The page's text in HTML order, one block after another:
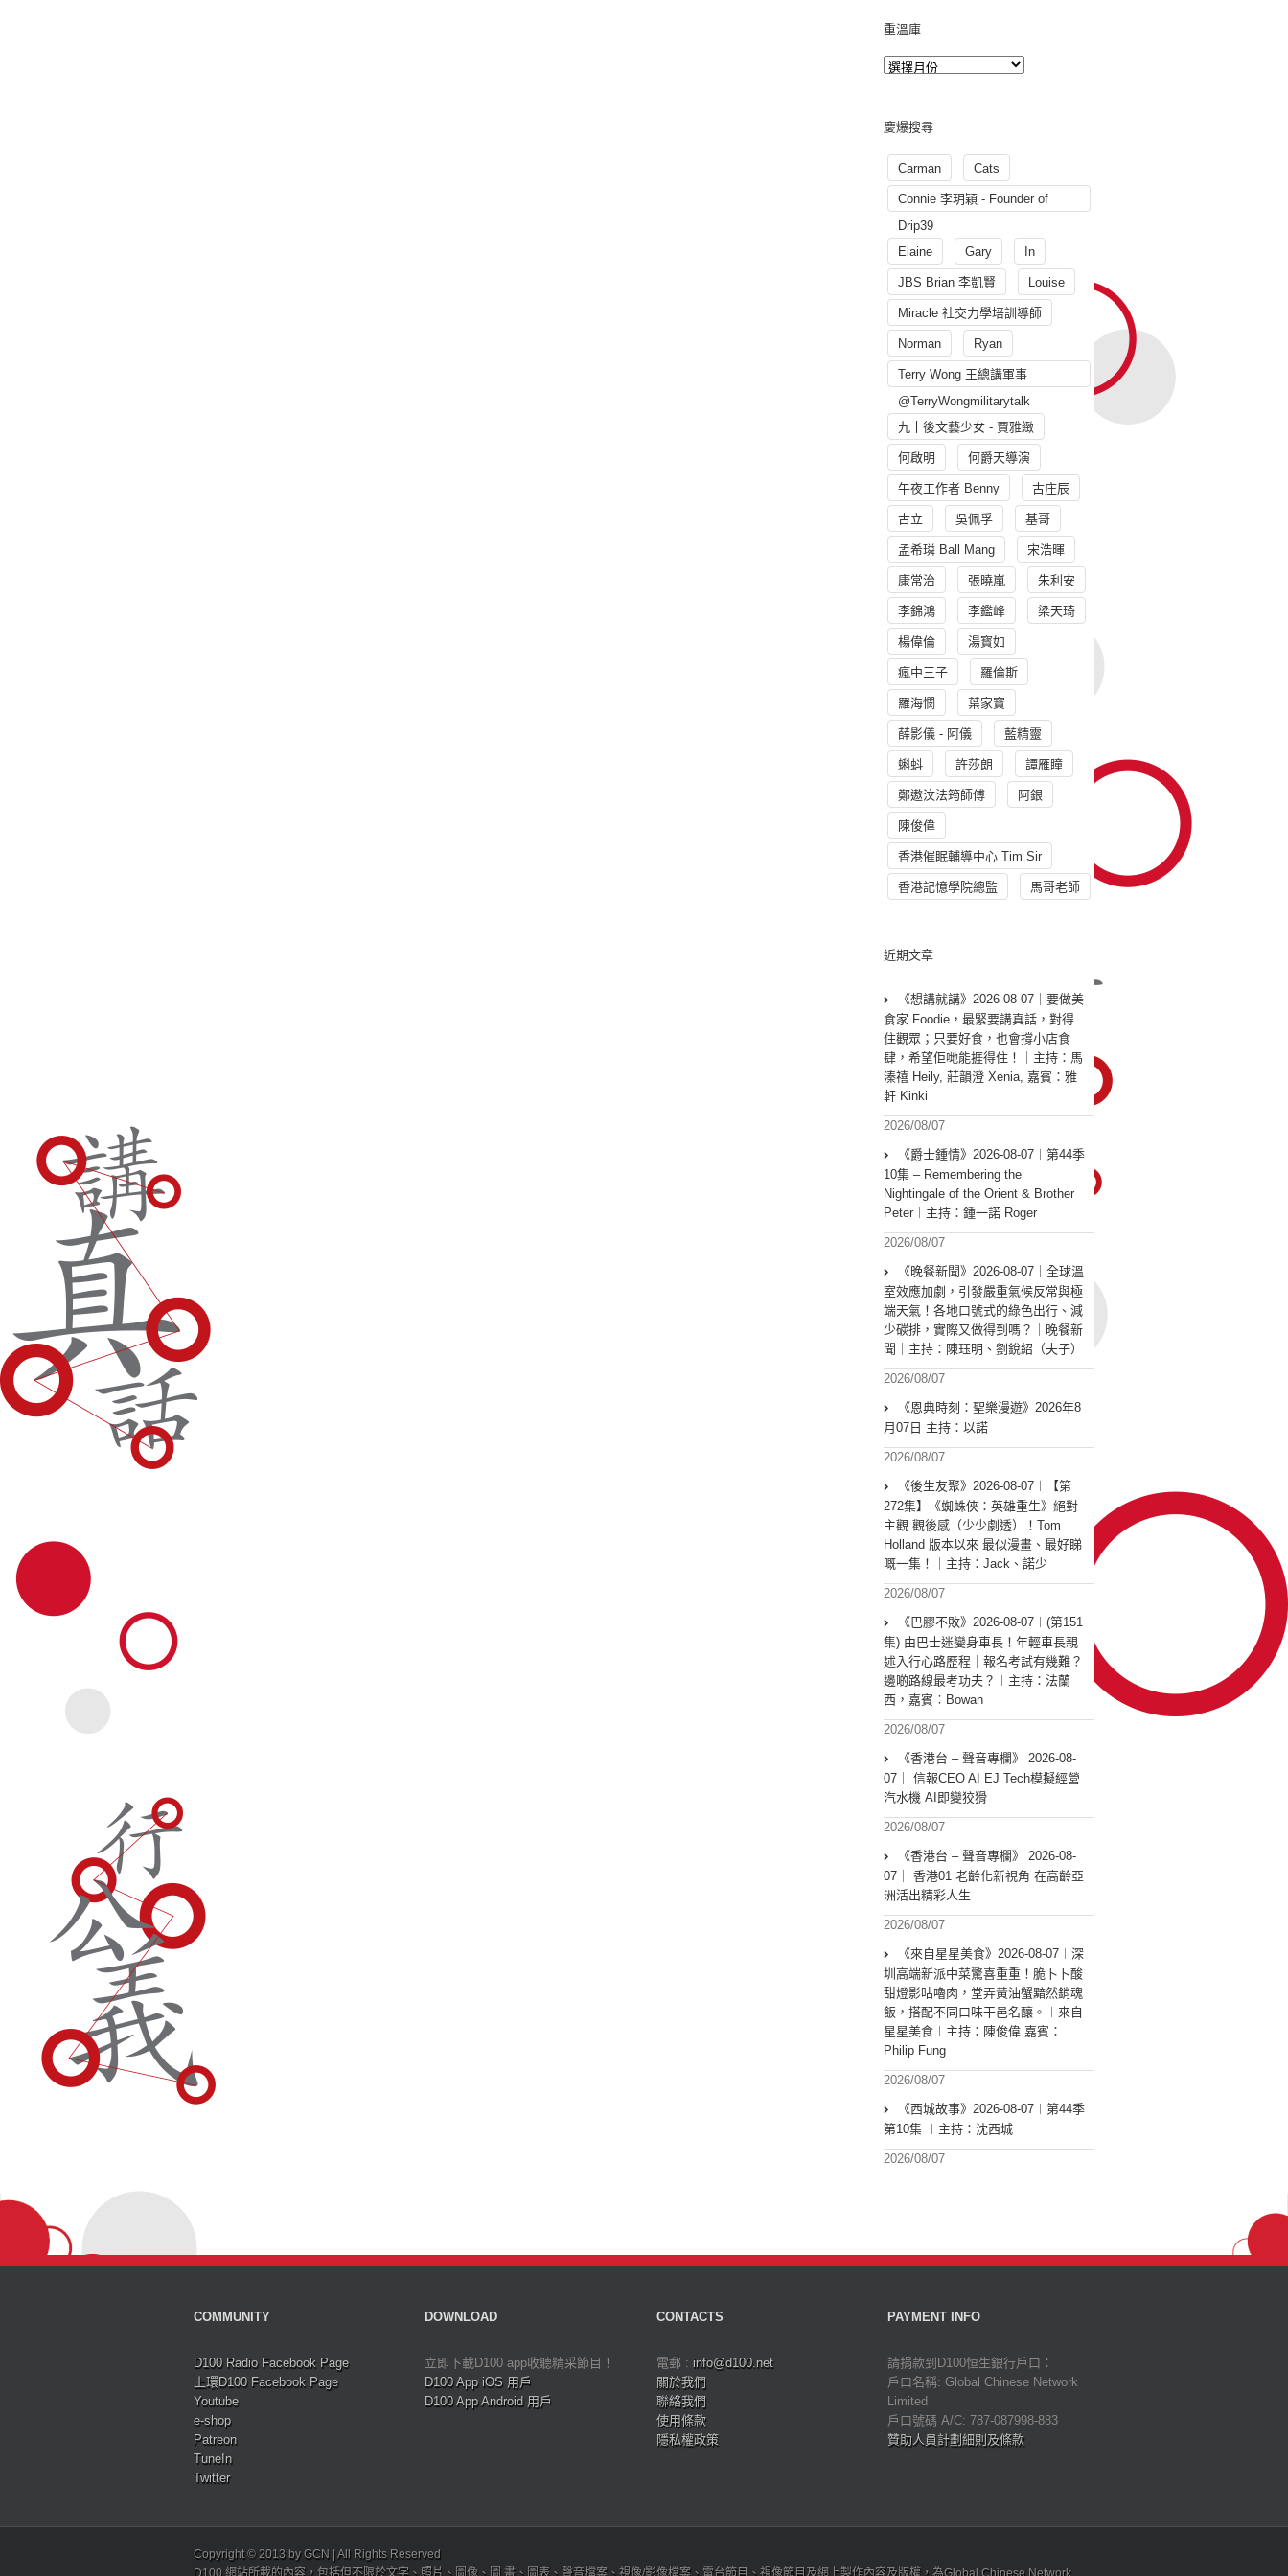
重溫庫
慶爆搜尋
Carman Cats
Connie 李玥穎 - Founder of
Drip39
Elaine
Gary In
JBS Brian 李凱賢 Louise
Miracle 社交力學培訓導師
Norman Ryan
Terry Wong 王總講軍事
@TerryWongmilitarytalk
九十後文藝少女 - 賈雅緻
何啟明 何爵天導演
午夜工作者 Benny 古庄辰
古立 吳佩孚 基哥
孟希璘 Ball Mang 宋浩暉
康常治 張曉嵐 朱利安
李錦鴻 李鑑峰 梁天琦
楊偉倫 湯寳如
瘋中三子 羅倫斯
羅海憫 葉家寶
薛影儀 - 阿儀 藍精靈
蝌蚪 許莎朗 譚雁瞳
鄭遨汶法筠師傅 阿銀
陳俊偉
香港催眠輔導中心 Tim Sir
香港記憶學院總監 馬哥老師
近期文章
《想講就講》2026-08-07｜要做美
食家 Foodie，最緊要講真話，對得
住觀眾；只要好食，也會撐小店食
肆，希望佢哋能捱得住！｜主持：馬
溱禧 Heily, 莊韻澄 Xenia, 嘉賓：雅
軒 Kinki
2026/08/07
《爵士鍾情》2026-08-07︱第44季
10集 – Remembering the
Nightingale of the Orient & Brother
Peter︱主持：鍾一諾 Roger
2026/08/07
《晚餐新聞》2026-08-07｜全球溫
室效應加劇，引發嚴重氣候反常與極
端天氣！各地口號式的綠色出行、減
少碳排，實際又做得到嗎？｜晚餐新
聞｜主持：陳珏明、劉銳紹（夫子）
2026/08/07
《恩典時刻：聖樂漫遊》2026年8
月07日 主持：以諾
2026/08/07
《後生友聚》2026-08-07︱【第
272集】《蜘蛛俠：英雄重生》絕對
主觀 觀後感（少少劇透）！Tom
Holland 版本以來 最似漫畫、最好睇
嘅一集！｜主持：Jack、諾少
2026/08/07
《巴膠不敗》2026-08-07︱(第151
集) 由巴士迷變身車長！年輕車長親
述入行心路歷程｜報名考試有幾難？
邊啲路線最考功夫？︱主持：法蘭
西，嘉賓︰Bowan
2026/08/07
《香港台 – 聲音專欄》 2026-08-
07｜ 信報CEO AI EJ Tech模擬經營
汽水機 AI即變狡猾
2026/08/07
《香港台 – 聲音專欄》 2026-08-
07｜ 香港01 老齡化新視角 在高齡亞
洲活出精彩人生
2026/08/07
《來自星星美食》2026-08-07︱深
圳高端新派中菜驚喜重重！脆卜卜酸
甜燈影咕嚕肉，堂弄黃油蟹黯然銷魂
飯，搭配不同口味干邑名釀。︱來自
星星美食︱主持：陳俊偉 嘉賓：
Philip Fung
2026/08/07
《西城故事》2026-08-07︱第44季
第10集 ︱主持：沈西城
2026/08/07
COMMUNITY
D100 Radio Facebook Page
上環D100 Facebook Page
Youtube
e-shop
Patreon
TuneIn
Twitter
DOWNLOAD
立即下載D100 app收聽精采節目！
D100 App iOS 用戶
D100 App Android 用戶
CONTACTS
電郵 : info@d100.net
關於我們
聯絡我們
使用條款
隱私權政策
PAYMENT INFO
請捐款到D100恒生銀行戶口：
戶口名稱: Global Chinese Network
Limited
戶口號碼 A/C: 787-087998-883
贊助人員計劃細則及條款
Copyright © 2013 by GCN | All Rights Reserved
D100 網站所載的內容，包括但不限於文字、照片、圖像、圖 畫、圖表、聲音檔案、視像/影像檔案、電台節目、視像節目及網上製作內容及版權，為Global Chinese Network